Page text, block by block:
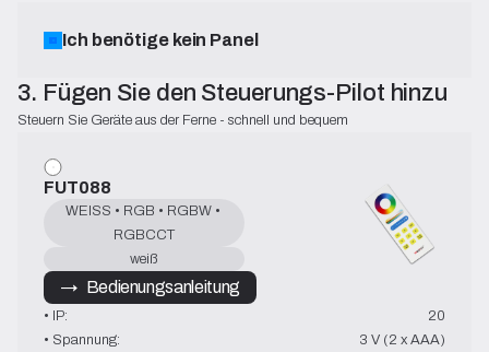
Ich benötige kein Panel
3. Fügen Sie den Steuerungs-Pilot hinzu
Steuern Sie Geräte aus der Ferne - schnell und bequem
FUT088
WEISS • RGB • RGBW •
RGBCCT
weiß
→   Bedienungsanleitung
• IP:
20
• Spannung:
3 V (2 x AAA)